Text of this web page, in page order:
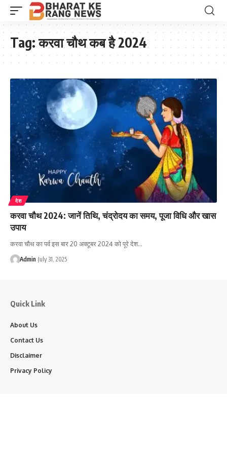
Tag:करवा चौथ कब है 2024
देश
करवा चौथ 2024: जानें तिथि, चंद्रोदय का समय, पूजा विधि और खास
उपाय
करवा चौथ का पर्व इस बार 20 अक्टूबर 2024 को पूरे देश…
Admin July 31, 2025
Quick Link
About Us
Contact Us
Disclaimer
Privacy Policy